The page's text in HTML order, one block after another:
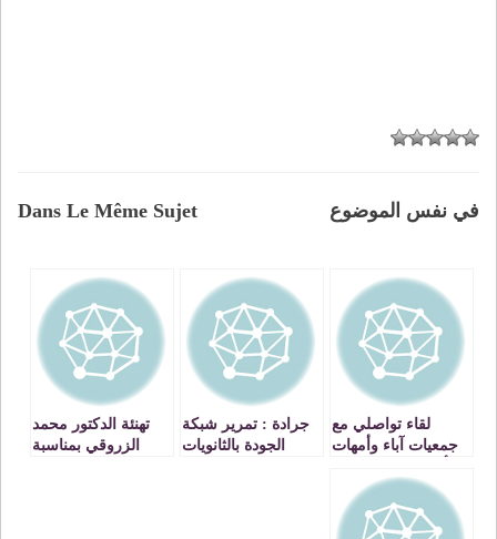
Dans Le Même Sujet في نفس الموضوع
لقاء تواصلي مع
جمعيات آباء وأمهات
جرادة
جرادة : تمرير شبكة
الجودة بالثانويات
تهنئة الدكتور محمد
الزروقي بمناسبة